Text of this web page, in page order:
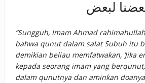
لبعض
“Sungguh, Imam Ahmad
bahwa qunut dalam salat Subuh itu
demikian beliau memfatwakan, ‘Jika
kepada seorang imam yang
dalam qunutnya dan aminkan